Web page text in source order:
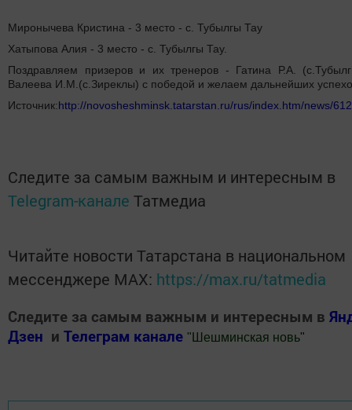
Миронычева Кристина - 3 место - с. Тубылгы Тау
Хатыпова Алия - 3 место - с. Тубылгы Тау.
Поздравляем призеров и их тренеров - Гатина Р.А.
Валеева И.М.(с.Зиреклы) с победой и желаем дальнейших
Источник:http://novosheshminsk.tatarstan.ru/rus/index.htm/news/
Следите за самым важным и интересным в
Telegram-канале Татмедиа
Читайте новости Татарстана в национальном
мессенджере MАХ: https://max.ru/tatmedia
Следите за самым важным и интересным в
Дзен и Телеграм канале " Шешминская новь"